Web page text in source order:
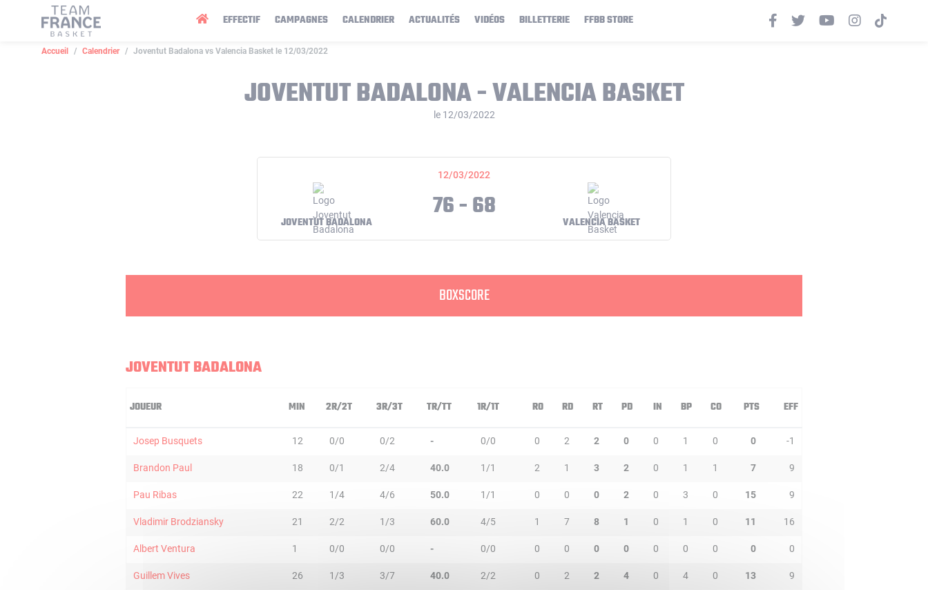
EFFECTIF CAMPAGNES CALENDRIER ACTUALITÉS VIDÉOS BILLETTERIE FFBB STORE
Accueil Calendrier Joventut Badalona vs Valencia Basket le 12/03/2022
JOVENTUT BADALONA - VALENCIA BASKET
le 12/03/2022
12/03/2022
JOVENTUT BADALONA 76 - 68 VALENCIA BASKET
BOXSCORE
JOVENTUT BADALONA
JOUEUR MIN 2R/2T 3R/3T TR/TT 1R/1T RO RD RT PD IN BP CO PTS EFF
Josep Busquets 12 0/0 0/2 - 0/0 0 2 2 0 0 1 0 0 -1
Brandon Paul 18 0/1 2/4 40.0 1/1 2 1 3 2 0 1 1 7 9
Pau Ribas 22 1/4 4/6 50.0 1/1 0 0 0 2 0 3 0 15 9
Vladimir Brodziansky 21 2/2 1/3 60.0 4/5 1 7 8 1 0 1 0 11 16
Albert Ventura 1 0/0 0/0 - 0/0 0 0 0 0 0 0 0 0 0
Guillem Vives 26 1/3 3/7 40.0 2/2 0 2 2 4 0 4 0 13 9
Panneau de gestion des cookies